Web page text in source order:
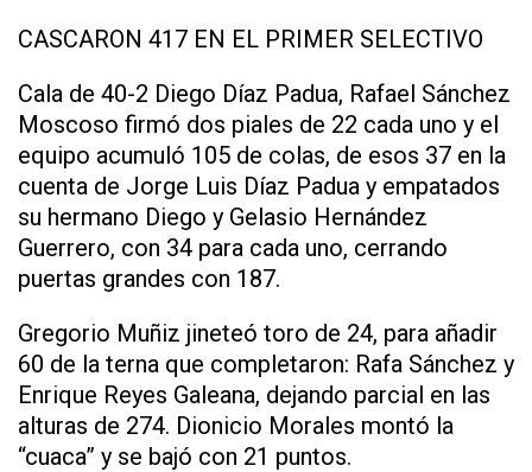
CASCARON 417 EN EL PRIMER SELECTIVO
Cala de 40-2 Diego Díaz Padua, Rafael Sánchez
Moscoso firmó dos piales de 22 cada uno y el
equipo acumuló 105 de colas, de esos 37 en la
cuenta de Jorge Luis Díaz Padua y empatados
su hermano Diego y Gelasio Hernández
Guerrero, con 34 para cada uno, cerrando
puertas grandes con 187.
Gregorio Muñiz jineteó toro de 24, para añadir
60 de la terna que completaron: Rafa Sánchez y
Enrique Reyes Galeana, dejando parcial en las
alturas de 274. Dionicio Morales montó la
“cuaca” y se bajó con 21 puntos.